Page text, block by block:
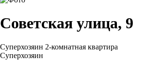
Советская улица, 9
Суперхозяин 2-комнатная квартира
Суперхозяин